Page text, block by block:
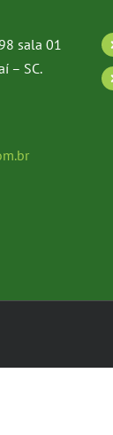
sala 01
– SC.